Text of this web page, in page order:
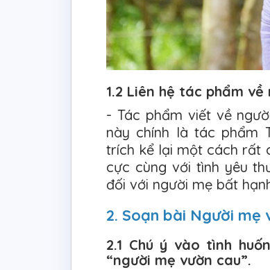
1.2 Liên hệ tác phẩm
- Tác phẩm viết về
này chính là tác phẩm
trích kể lại một cách rất
cực cùng với tình yêu
đối với người mẹ bất
2. Soạn bài Người mẹ
2.1 Chú ý vào tình
“người mẹ vườn cau”.